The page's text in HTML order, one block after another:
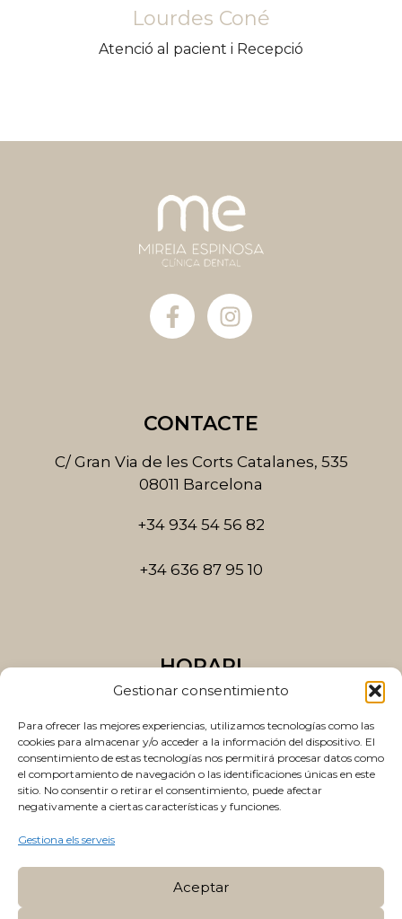
Gestionar consentimiento
Para ofrecer las mejores experiencias, utilizamos tecnologías como las
cookies para almacenar y/o acceder a la información del dispositivo. El
consentimiento de estas tecnologías nos permitirá procesar datos como
el comportamiento de navegación o las identificaciones únicas en este
sitio. No consentir o retirar el consentimiento, puede afectar
negativamente a ciertas características y funciones.
Gestiona els serveis
Aceptar
Lourdes Coné
Atenció al pacient i Recepció
F
a
o
o
k
-
I
n
g
r
a
m
CONTACTE
C/ Gran Via de les Corts Catalanes, 535
08011 Barcelona
+34 934 54 56 82
+34 636 87 95 10
HORARI
10:00 a 14:00 i 15:00 a 20:00
Divendres
10:00 a 14:00 i 15:00 a 19:00